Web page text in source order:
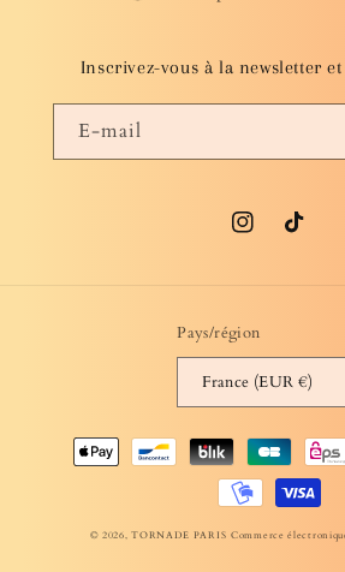
Inscrivez-vous à la newsletter et
E-mail
InstagramTikTok
Pays/région
France (EUR €)
Moyens
© 2026,TORNADE PARIS Commerce